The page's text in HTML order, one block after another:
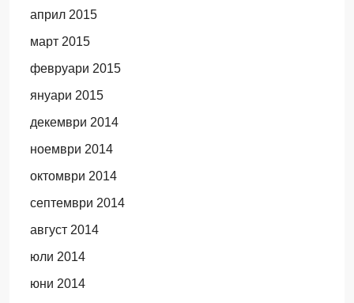
април 2015
март 2015
февруари 2015
януари 2015
декември 2014
ноември 2014
октомври 2014
септември 2014
август 2014
юли 2014
юни 2014